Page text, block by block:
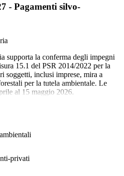
- Pagamenti silvo-
supporta la conferma degli impegni
15.1 del PSR 2014/2022 per la
soggetti, inclusi imprese, mira a
per la tutela ambientale. Le
al 15 maggio 2026.
privati